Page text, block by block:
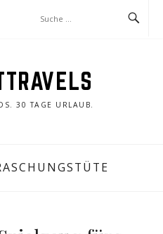
30 TAGE URLAUB.